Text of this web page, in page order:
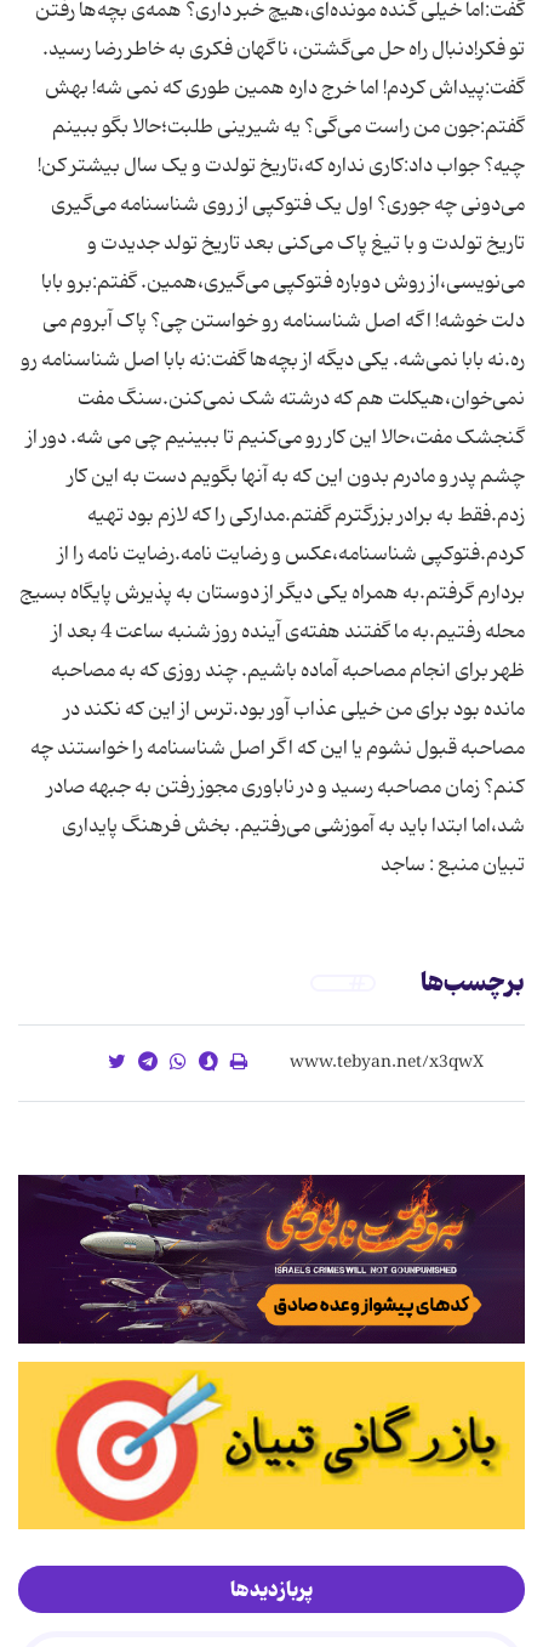
گفت:اما خیلی گنده مونده‌ای،هیچ خبر داری؟ همه‌ی بچه‌ها رفتن
تو فکر!دنبال راه حل می‌گشتن، ناگهان فکری به خاطر رضا رسید.
گفت:پیداش کردم! اما خرج داره همین طوری که نمی شه! بهش
گفتم:جون من راست می‌گی؟ یه شیرینی طلبت؛حالا بگو ببینم
چیه؟ جواب داد:کاری نداره که،تاریخ تولدت و یک سال بیشتر کن!
می‌دونی چه جوری؟ اول یک فتوکپی از روی شناسنامه می‌گیری
تاریخ تولدت و با تیغ پاک می‌کنی بعد تاریخ تولد جدیدت و
می‌نویسی،از روش دوباره فتوکپی می‌گیری،همین. گفتم:برو بابا
دلت خوشه! اگه اصل شناسنامه رو خواستن چی؟ پاک آبروم می
ره.نه بابا نمی‌شه. یکی دیگه از بچه‌ها گفت:نه بابا اصل شناسنامه رو
نمی‌خوان،هیکلت هم که درشته شک نمی‌کنن.سنگ مفت
گنجشک مفت،حالا این کار رو می‌کنیم تا ببینیم چی می شه. دور از
چشم پدر و مادرم بدون این که به آنها بگویم دست به این کار
زدم.فقط به برادر بزرگترم گفتم.مدارکی را که لازم بود تهیه
کردم.فتوکپی شناسنامه،عکس و رضایت نامه.رضایت نامه را از
بردارم گرفتم.به همراه یکی دیگر از دوستان به پذیرش پایگاه بسیج
محله رفتیم.به ما گفتند هفته‌ی آینده روز شنبه ساعت 4 بعد از
ظهر برای انجام مصاحبه آماده باشیم. چند روزی که به مصاحبه
مانده بود برای من خیلی عذاب آور بود.ترس از این که نکند در
مصاحبه قبول نشوم یا این که اگر اصل شناسنامه را خواستند چه
کنم؟ زمان مصاحبه رسید و در ناباوری مجوز رفتن به جبهه صادر
شد،اما ابتدا باید به آموزشی می‌رفتیم. بخش فرهنگ پایداری
تبیان منبع : ساجد
برچسب‌ها
پربازدیدها